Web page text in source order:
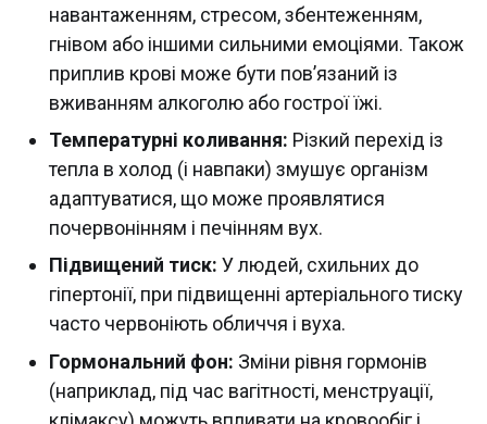
навантаженням, стресом, збентеженням,
гнівом або іншими сильними емоціями. Також
приплив крові може бути пов’язаний із
вживанням алкоголю або гострої їжі.
Температурні коливання: Різкий перехід із
тепла в холод (і навпаки) змушує організм
адаптуватися, що може проявлятися
почервонінням і печінням вух.
Підвищений тиск: У людей, схильних до
гіпертонії, при підвищенні артеріального тиску
часто червоніють обличчя і вуха.
Гормональний фон: Зміни рівня гормонів
(наприклад, під час вагітності, менструації,